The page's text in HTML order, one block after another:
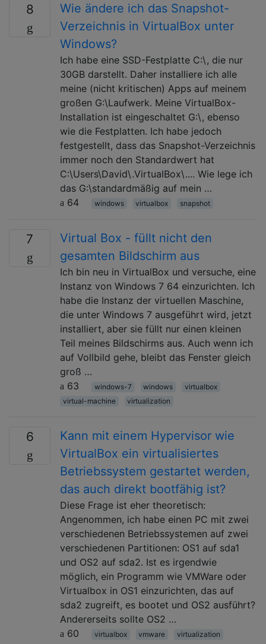
8
Wie ändere ich das Snapshot-
Verzeichnis in VirtualBox unter
Windows?
Ich habe eine SSD-Festplatte C:\, die nur
30GB darstellt. Daher installiere ich alle
meine (nicht kritischen) Apps auf meinem
großen G:\Laufwerk. Meine VirtualBox-
Installation ist eingeschaltet G:\, ebenso
wie die Festplatten. Ich habe jedoch
festgestellt, dass das Snapshot-Verzeichnis
immer noch den Standardwert hat
C:\Users\David\.VirtualBox\.... Wie lege ich
das G:\standardmäßig auf mein …
64
windows virtualbox snapshot
7
Virtual Box - füllt nicht den
gesamten Bildschirm aus
Ich bin neu in VirtualBox und versuche, eine
Instanz von Windows 7 64 einzurichten. Ich
habe die Instanz der virtuellen Maschine,
die unter Windows 7 ausgeführt wird, jetzt
installiert, aber sie füllt nur einen kleinen
Teil meines Bildschirms aus. Auch wenn ich
auf Vollbild gehe, bleibt das Fenster gleich
groß …
63
windows-7 windows
virtualbox
virtual-machine
virtualization
6
Kann mit einem Hypervisor wie
VirtualBox ein virtualisiertes
Betriebssystem gestartet werden,
das auch direkt bootfähig ist?
Diese Frage ist eher theoretisch:
Angenommen, ich habe einen PC mit zwei
verschiedenen Betriebssystemen auf zwei
verschiedenen Partitionen: OS1 auf sda1
und OS2 auf sda2. Ist es irgendwie
möglich, ein Programm wie VMWare oder
Virtualbox in OS1 einzurichten, das auf
sda2 zugreift, es bootet und OS2 ausführt?
Andererseits sollte OS2 …
60
virtualbox vmware virtualization